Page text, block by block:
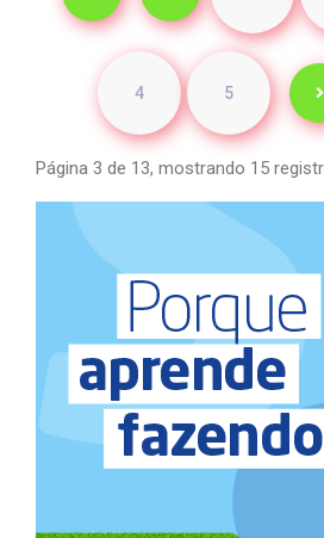
4 5
Página 3 de 13, mostrando 15